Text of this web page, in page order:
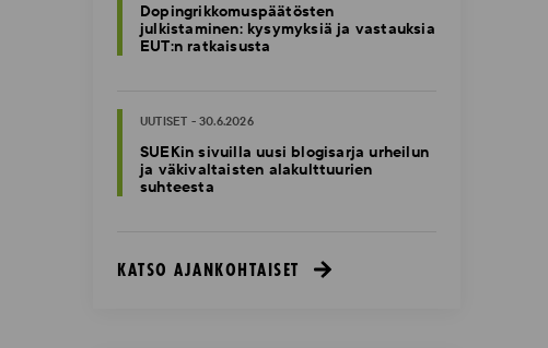
Dopingrikkomuspäätösten
julkistaminen: kysymyksiä ja vastauksia
EUT:n ratkaisusta
UUTISET - 30.6.2026
SUEKin sivuilla uusi blogisarja urheilun
ja väkivaltaisten alakulttuurien
suhteesta
KATSO AJANKOHTAISET